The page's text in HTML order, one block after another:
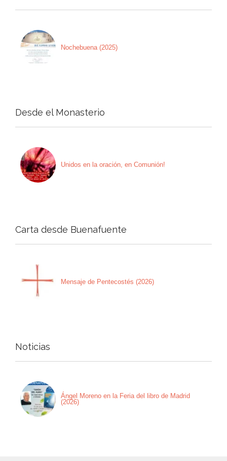
Nochebuena (2025)
Desde el Monasterio
Unidos en la oración, en Comunión!
Carta desde Buenafuente
Mensaje de Pentecostés (2026)
Noticias
Ángel Moreno en la Feria del libro de Madrid
(2026)